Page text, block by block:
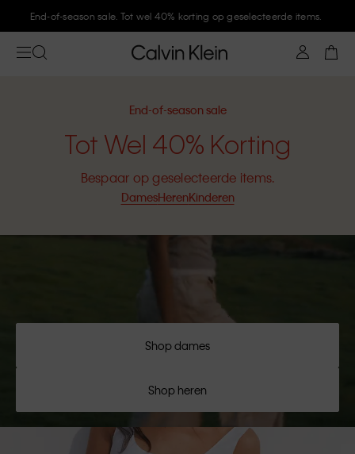
Meld je aan bij Calvin Klein en krijg 10% korting
End-of-season sale
Tot Wel 40% Korting
Bespaar op geselecteerde items.
DamesHerenKinderen
Shop dames
Shop heren